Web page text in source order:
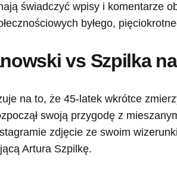
świadczyć wpisy i komentarze
byłego,
vs Szpilka
na to, że 45-latek wkrótce
swoją przygodę z
zdjęcie ze swoim
Artura Szpilkę.